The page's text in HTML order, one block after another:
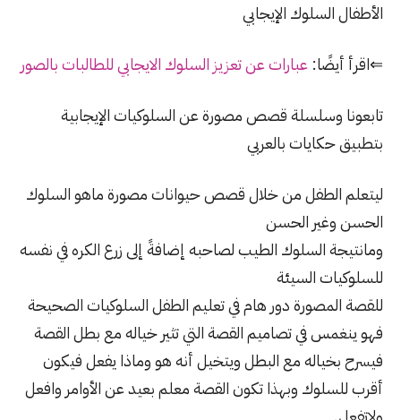
الأطفال السلوك الإيجابي
⇐اقرأ أيضًا: عبارات عن تعزيز السلوك الايجابي للطالبات بالصور
تابعونا وسلسلة قصص مصورة عن السلوكيات الإيجابية
بتطبيق حكايات بالعربي
ليتعلم الطفل من خلال قصص حيوانات مصورة ماهو السلوك
الحسن وغير الحسن
ومانتيجة السلوك الطيب لصاحبه إضافةً إلى زرع الكره في نفسه
للسلوكيات السيئة
للقصة المصورة دور هام في تعليم الطفل السلوكيات الصحيحة
فهو ينغمس في تصاميم القصة التي تثير خياله مع بطل القصة
فيسرح بخياله مع البطل ويتخيل أنه هو وماذا يفعل فيكون
أقرب للسلوك وبهذا تكون القصة معلم بعيد عن الأوامر وافعل